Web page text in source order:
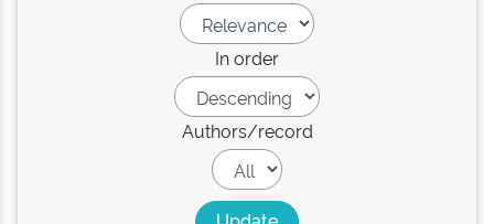
In order
Authors/record